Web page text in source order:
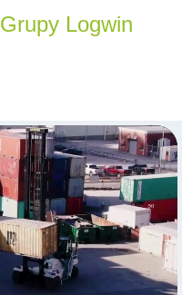
Logwin